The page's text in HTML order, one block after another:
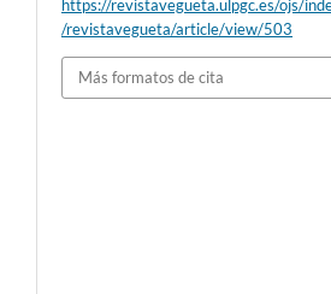
https://revistavegueta.ulpgc.es/ojs/
/revistavegueta/article/view/503
Más formatos de cita